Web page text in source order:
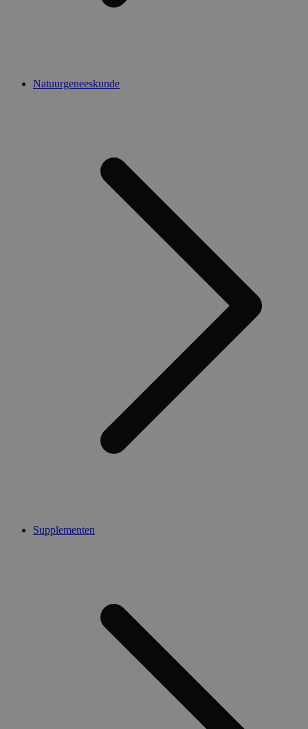
Natuurgeneeskunde
Supplementen